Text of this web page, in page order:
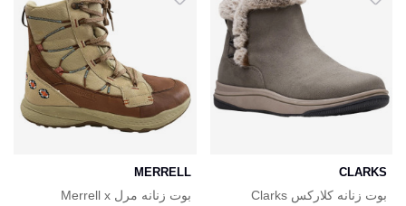
CLARKS
بوت زنانه کلارکس Clarks
MERRELL
بوت زنانه مرل Merrell x